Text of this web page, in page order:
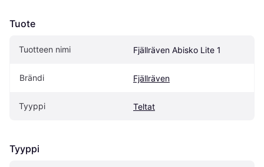
Tuote
Tuotteen nimi Fjällräven Abisko Lite 1
Brändi Fjällräven
Tyyppi Teltat
Tyyppi